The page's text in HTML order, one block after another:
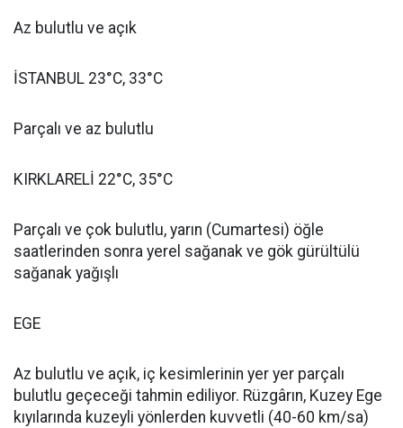
Az bulutlu ve açık
İSTANBUL 23°C, 33°C
Parçalı ve az bulutlu
KIRKLARELİ 22°C, 35°C
Parçalı ve çok bulutlu, yarın (Cumartesi) öğle
saatlerinden sonra yerel sağanak ve gök gürültülü
sağanak yağışlı
EGE
Az bulutlu ve açık, iç kesimlerinin yer yer parçalı
bulutlu geçeceği tahmin ediliyor. Rüzgârın, Kuzey Ege
kıyılarında kuzeyli yönlerden kuvvetli (40-60 km/sa)